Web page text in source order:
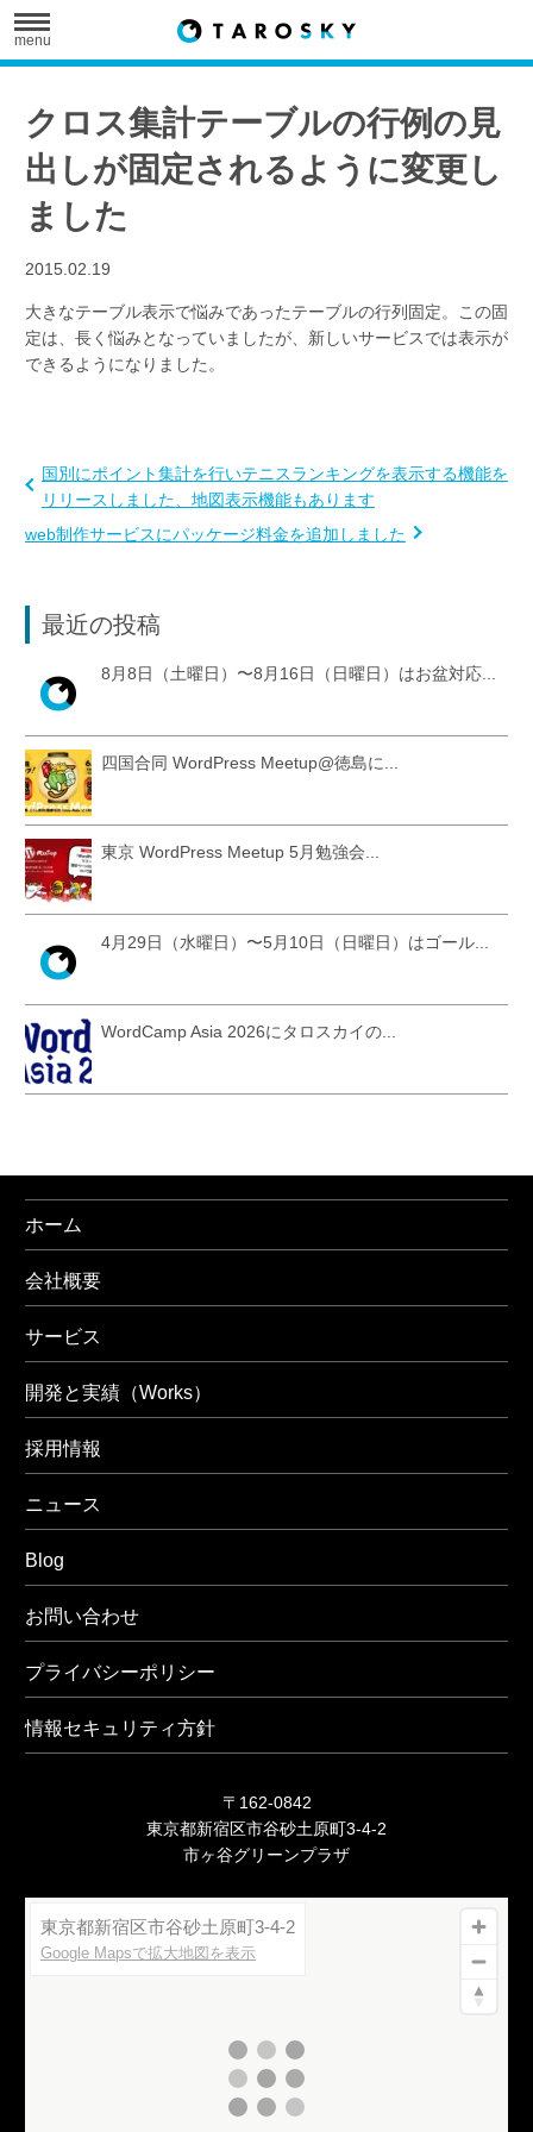
menu
クロス集計テーブルの行例の見
出しが固定されるように変更し
ました
2015.02.19
大きなテーブル表示で悩みであったテーブルの行列固定。この固
定は、長く悩みとなっていましたが、新しいサービスでは表示が
できるようになりました。
国別にポイント集計を行いテニスランキングを表示する機能を
リリースしました、地図表示機能もあります
web制作サービスにパッケージ料金を追加しました
最近の投稿
8月8日（土曜日）〜8月16日（日曜日）はお盆対応...
四国合同 WordPress Meetup@徳島に...
東京 WordPress Meetup 5月勉強会...
4月29日（水曜日）〜5月10日（日曜日）はゴール...
WordCamp Asia 2026にタロスカイの...
ホーム
会社概要
サービス
開発と実績（Works）
採用情報
ニュース
Blog
お問い合わせ
プライバシーポリシー
情報セキュリティ方針
〒162-0842
東京都新宿区市谷砂土原町3-4-2
市ヶ谷グリーンプラザ
東京都新宿区市谷砂土原町3-4-2
Google Mapsで拡大地図を表示